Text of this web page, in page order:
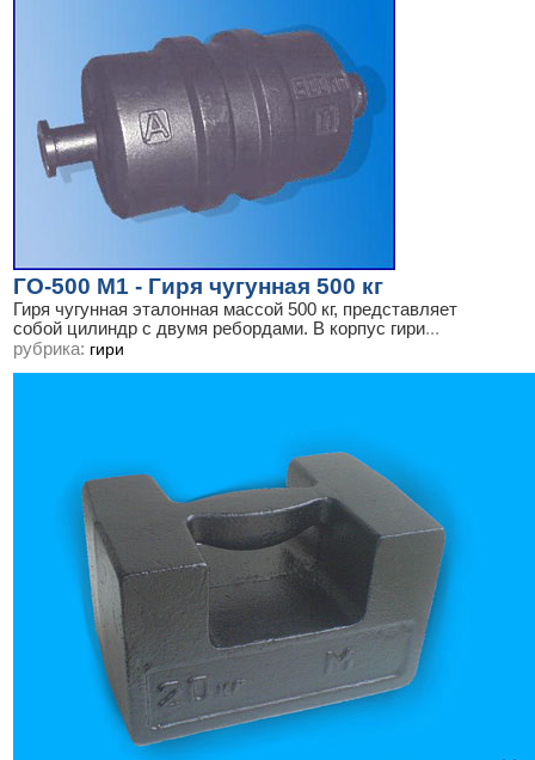
ГО-500 М1 - Гиря чугунная 500 кг
Гиря чугунная эталонная массой 500 кг, представляет
собой цилиндр с двумя ребордами. В корпус гири...
рубрика: гири